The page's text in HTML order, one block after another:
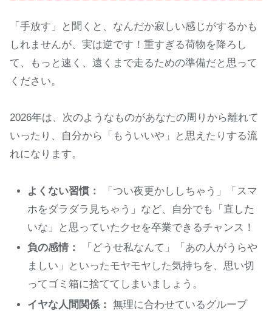
「手放す」と聞くと、なんだか寂しい感じがするかも
しれませんが、実は逆です！重すぎる荷物を降ろし
て、もっと速く、遠くまで走るための準備だと思って
ください。
2026年は、次のようなものがあなたの周りから離れて
いったり、自分から「もういいや」と思えたりする流
れになります。
よくない習慣：
「つい夜更かししちゃう」「スマ
ホをダラダラ見ちゃう」など、自分でも「直した
いな」と思っていたクセを卒業できるチャンス！
負の感情：
「どうせ私なんて」「あの人がうらや
ましい」といったモヤモヤした気持ちを、思い切
ってゴミ箱に捨ててしまいましょう。
イヤな人間関係：
無理に合わせているグループ